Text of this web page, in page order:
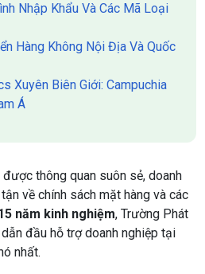
Nhập Khẩu Và Các Mã Loại
Hàng Không Nội Địa Và Quốc
Xuyên Biên Giới: Campuchia
Á
thông quan suôn sẻ, doanh
về chính sách mặt hàng và các
năm kinh nghiệm, Trường Phát
đầu hỗ trợ doanh nghiệp tại
nhất.